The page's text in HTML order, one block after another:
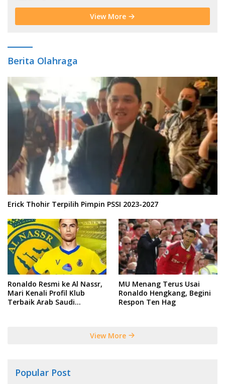
View More
Berita Olahraga
Erick Thohir Terpilih Pimpin PSSI 2023-2027
Ronaldo Resmi ke Al Nassr,
Mari Kenali Profil Klub
Terbaik Arab Saudi
MU Menang Terus Usai
Ronaldo Hengkang, Begini
Respon Ten Hag
View More
Popular Post